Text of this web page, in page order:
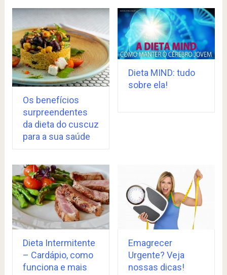
Os benefícios
surpreendentes
da dieta do cuscuz
para a sua saúde
Dieta MIND: tudo
sobre ela!
Dieta Intermitente
– Cardápio, como
funciona e mais
Emagrecer
Urgente? Veja
nossas dicas!